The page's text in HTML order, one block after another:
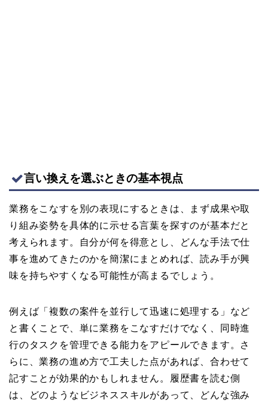
言い換えを選ぶときの基本視点
業務をこなすを別の表現にするときは、まず成果や取
り組み姿勢を具体的に示せる言葉を探すのが基本だと
考えられます。自分が何を得意とし、どんな手法で仕
事を進めてきたのかを簡潔にまとめれば、読み手が興
味を持ちやすくなる可能性が高まるでしょう。
例えば「複数の案件を並行して迅速に処理する」など
と書くことで、単に業務をこなすだけでなく、同時進
行のタスクを管理できる能力をアピールできます。さ
らに、業務の進め方で工夫した点があれば、合わせて
記すことが効果的かもしれません。履歴書を読む側
は、どのようなビジネススキルがあって、どんな強み